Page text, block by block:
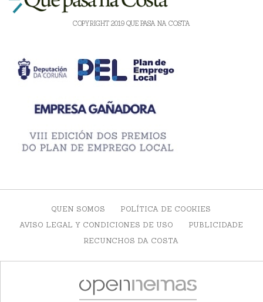
COPYRIGHT 2019 QUE PASA NA COSTA
QUEN SOMOS
POLÍTICA DE COOKIES
AVISO LEGAL Y CONDICIONES DE USO
PUBLICIDADE
RECUNCHOS DA COSTA